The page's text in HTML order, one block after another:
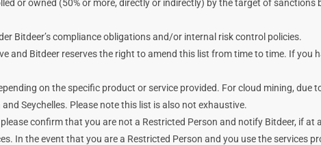
or owned (50% or more, directly or indirectly) by the target of sanctions
Bitdeer’s compliance obligations and/or internal risk control policies.
and Bitdeer reserves the right to amend this list from time to time. If you
on the specific product or service provided. For cloud mining, due
Seychelles. Please note this list is also not exhaustive.
confirm that you are not a Restricted Person and notify Bitdeer, if at
In the event that you are a Restricted Person and you use the services